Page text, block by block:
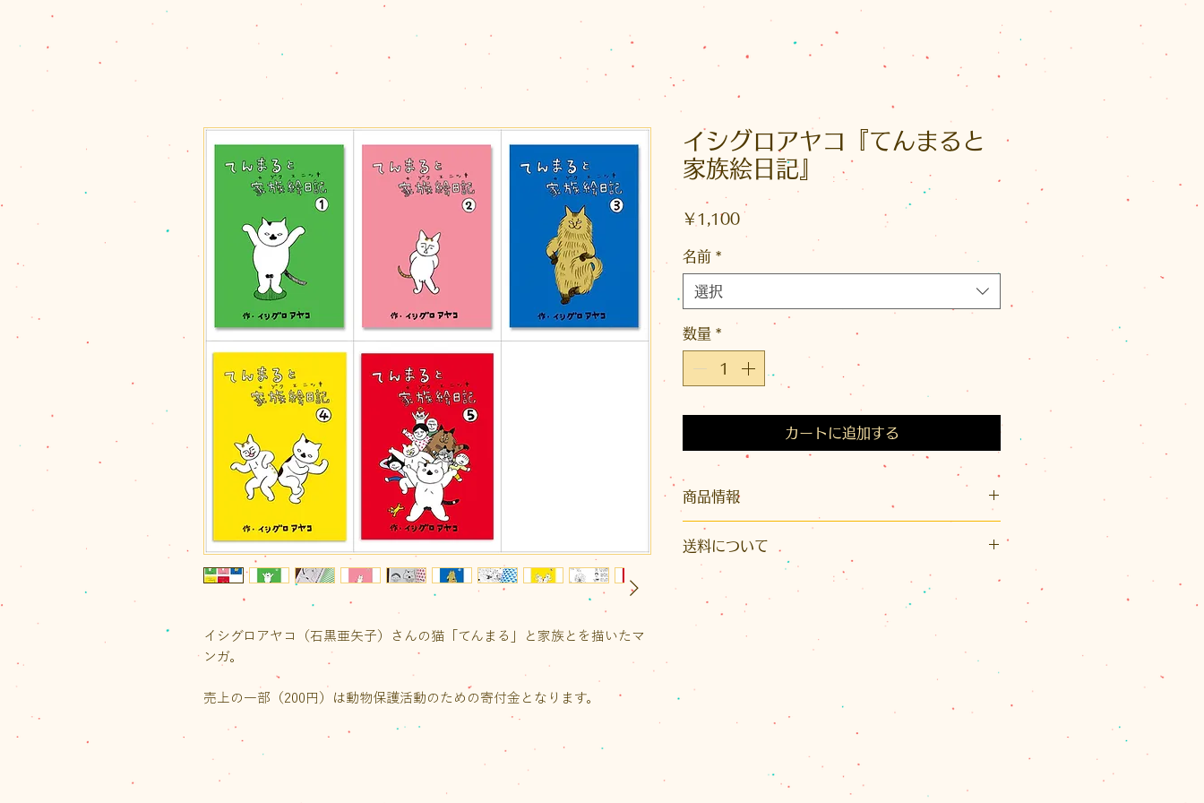
イシグロアヤコ（石黒亜矢子）さんの猫「てんまる」と家族とを描いたマ
ンガ。
売上の一部（200円）は動物保護活動のための寄付金となります。
イシグロアヤコ『てんまると
家族絵日記』
￥1,100価
格
名前 *
選択
数量 *
カートに追加する
商品情報
サイズ：縦148×横105(mm)）
ページ数：72ページ
送料について
こちらの商品はクリックポスト利用可能です。
※発送はクリックポスト（¥200）、佐川急便（60サ
イズ）またはレターパックプラス（¥600）のいずれ
かとなります。また、60サイズを超える場合とお送
り先が沖縄県の場合は、別途計算してご連絡させて
ご注文後に荷物の量を確認し、改めて受注メールで
なお、1回のお買い物で商品代金の合計が11,000円
（税込）以上の場合は、1箇所の配達のクリックポス
トの送料が無料、佐川急便またはレターパックプラ